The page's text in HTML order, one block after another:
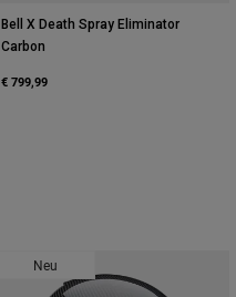
Bell X Death Spray Eliminator
Carbon
€ 799,99
Neu